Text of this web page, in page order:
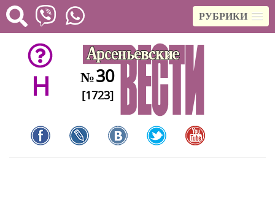
РУБРИКИ
H №30
[1723]